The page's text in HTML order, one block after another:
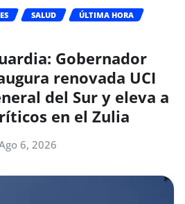
SALUD
ÚLTIMA HORA
Gobernador
renovada UCI
del Sur y eleva a
en el Zulia
6, 2026